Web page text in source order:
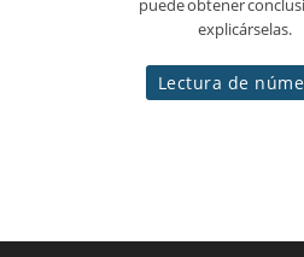
puede obtener
explicárselas.
Lectura de